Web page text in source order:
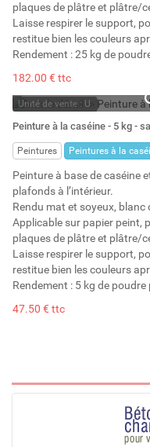
plaques de plâtre et plâtre/
Laisse respirer le support,
restitue bien les couleurs
Rendement : 25 kg de
182.00 € ttc
Unité de vente : U
En stock
Stock : 11
Peinture à la caséine - 5 kg -
Peintures Peintures à la
Peinture à base de caséine
plafonds à l’intérieur.
Rendu mat et soyeux,
Applicable sur papier peint,
plaques de plâtre et plâtre/
Laisse respirer le support,
restitue bien les couleurs
Rendement : 5 kg de
47.50 € ttc